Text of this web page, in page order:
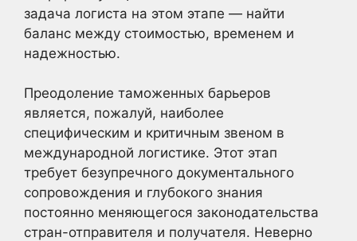
задача логиста на этом этапе — найти
баланс между стоимостью, временем и
надежностью.
Преодоление таможенных барьеров
является, пожалуй, наиболее
специфическим и критичным звеном в
международной логистике. Этот этап
требует безупречного документального
сопровождения и глубокого знания
постоянно меняющегося законодательства
стран-отправителя и получателя. Неверно